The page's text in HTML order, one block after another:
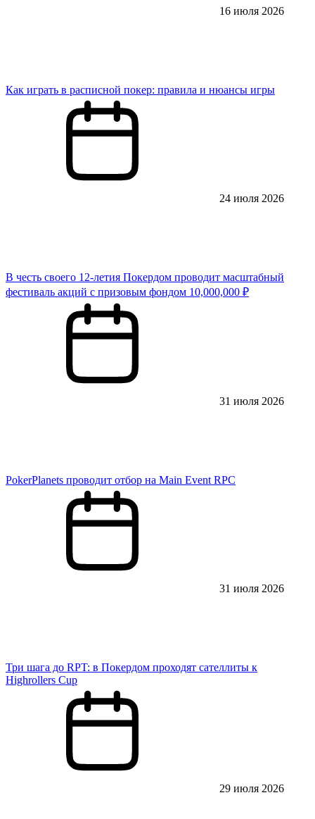
16 июля 2026
Как играть в расписной покер: правила и нюансы игры
24 июля 2026
В честь своего 12-летия Покердом проводит масштабный
фестиваль акций с призовым фондом 10,000,000 ₽
31 июля 2026
PokerPlanets проводит отбор на Main Event RPC
31 июля 2026
Три шага до RPT: в Покердом проходят сателлиты к
Highrollers Cup
29 июля 2026